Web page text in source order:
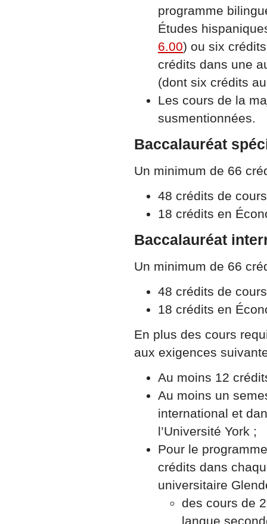
programme
Études
6.00) ou six
crédits dans une
(dont six crédits
Les cours de la
susmentionnées.
Baccalauréat
Un minimum de 66
48 crédits de
18 crédits en
Baccalauréat
Un minimum de 66
48 crédits de
18 crédits en
En plus des cours
aux exigences
Au moins 12
Au moins un
international et
l’Université York ;
Pour le
crédits dans
universitaire
des cours de
langue